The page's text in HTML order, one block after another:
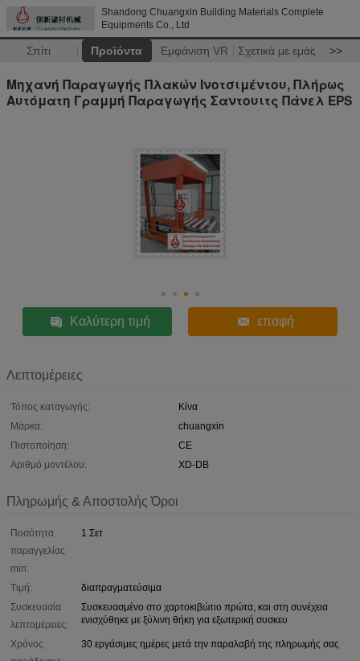
Shandong Chuangxin Building Materials Complete
Equipments Co., Ltd
Σπίτι Προϊόντα Εμφάνιση VR Σχετικά με εμάς >>
Μηχανή Παραγωγής Πλακών Ινοτσιμέντου, Πλήρως
Αυτόματη Γραμμή Παραγωγής Σαντουιτς Πάνελ EPS
Καλύτερη τιμή επαφή
Λεπτομέρειες
Τόπος καταγωγής:
Κίνα
Μάρκα:
chuangxin
Πιστοποίηση:
CE
Αριθμό μοντέλου:
XD-DB
Πληρωμής & Αποστολής Όροι
Ποσότητα
παραγγελίας
min:
1 Σετ
Τιμή:
διαπραγματεύσιμα
Συσκευασία
λεπτομέρειες:
Συσκευασμένο στο χαρτοκιβώτιο πρώτα, και στη συνέχεια
ενισχύθηκε με ξύλινη θήκη για εξωτερική συσκευ
Χρόνος
30 εργάσιμες ημέρες μετά την παραλαβή της πληρωμής σας